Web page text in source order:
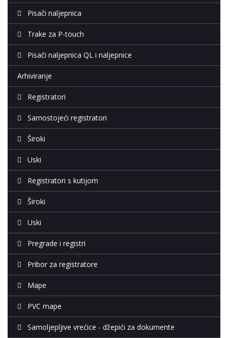
Pisači naljepnica
Trake za P-touch
Pisači naljepnica QL i naljepnice
Arhiviranje
Registratori
Samostojeći registratori
Široki
Uski
Registratori s kutijom
Široki
Uski
Pregrade i registri
Pribor za registratore
Mape
PVC mape
Samoljepljive vrećice - džepići za dokumente